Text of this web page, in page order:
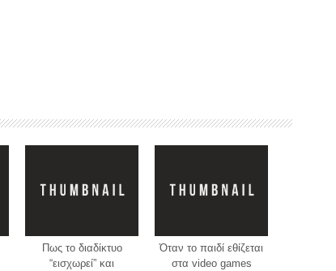
Πως το διαδίκτυο
“εισχωρεί” και
Όταν το παιδί εθίζεται
στα video games